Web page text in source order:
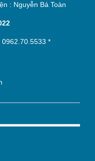
: Nguyễn Bá Toàn
0962.70.5533 *